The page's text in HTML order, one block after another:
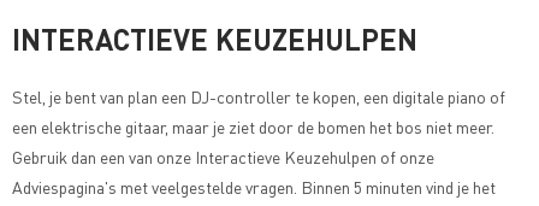
INTERACTIEVE KEUZEHULPEN
Stel, je bent van plan een DJ-controller te kopen, een digitale piano of
een elektrische gitaar, maar je ziet door de bomen het bos niet meer.
Gebruik dan een van onze Interactieve Keuzehulpen of onze
Adviespagina's met veelgestelde vragen . Binnen 5 minuten vind je het